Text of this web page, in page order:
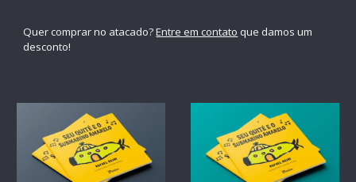
Quer comprar no atacado?Entre em contato que damos um
desconto!